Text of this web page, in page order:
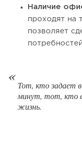
Франшиза кафе:
Наличие
проходят на
позволяет
Тот, кто задает
минут, тот, кто
жизнь.